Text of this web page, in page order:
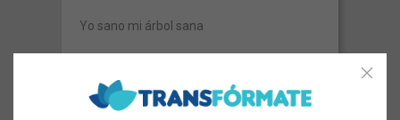
Yo sano mi árbol sana
Ver más